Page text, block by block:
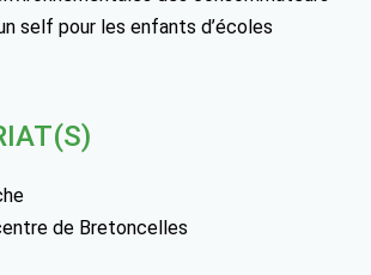
self pour les enfants d’écoles
de Bretoncelles